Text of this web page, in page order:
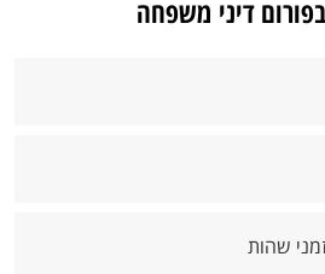
דיני משפחה
שהות